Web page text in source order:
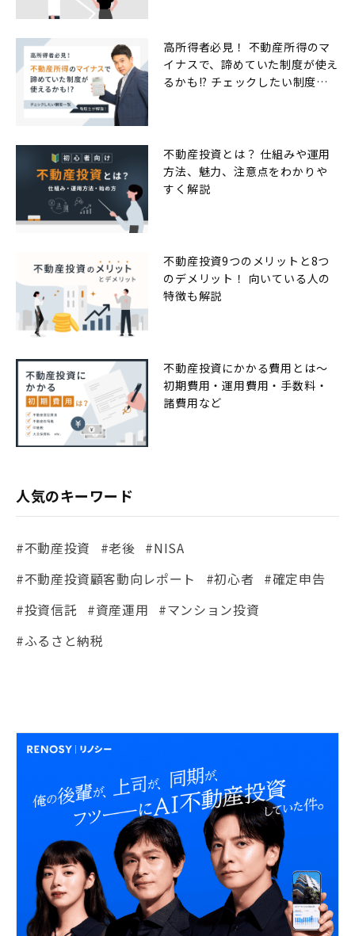
高所得者必見！ 不動産所得のマ
イナスで、諦めていた制度が使え
るかも!? チェックしたい制度一
不動産投資とは？ 仕組みや運用
方法、魅力、注意点をわかりや
すく解説
不動産投資9つのメリットと8つ
のデメリット！ 向いている人の
特徴も解説
不動産投資にかかる費用とは〜
初期費用・運用費用・手数料・
諸費用など
人気のキーワード
#不動産投資 #老後 #NISA
#不動産投資顧客動向レポート
#初心者
#確定申告
#投資信託
#資産運用
#マンション投資
#ふるさと納税